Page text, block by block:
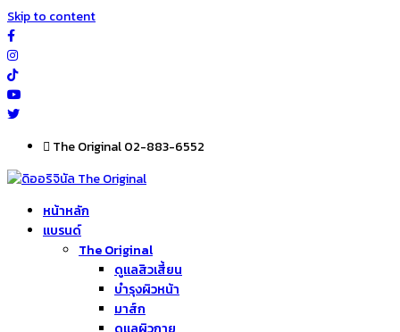
Skip to content
The Original 02-883-6552
หน้าหลัก
แบรนด์
The Original
ดูแลสิวเสี้ยน
บำรุงผิวหน้า
มาส์ก